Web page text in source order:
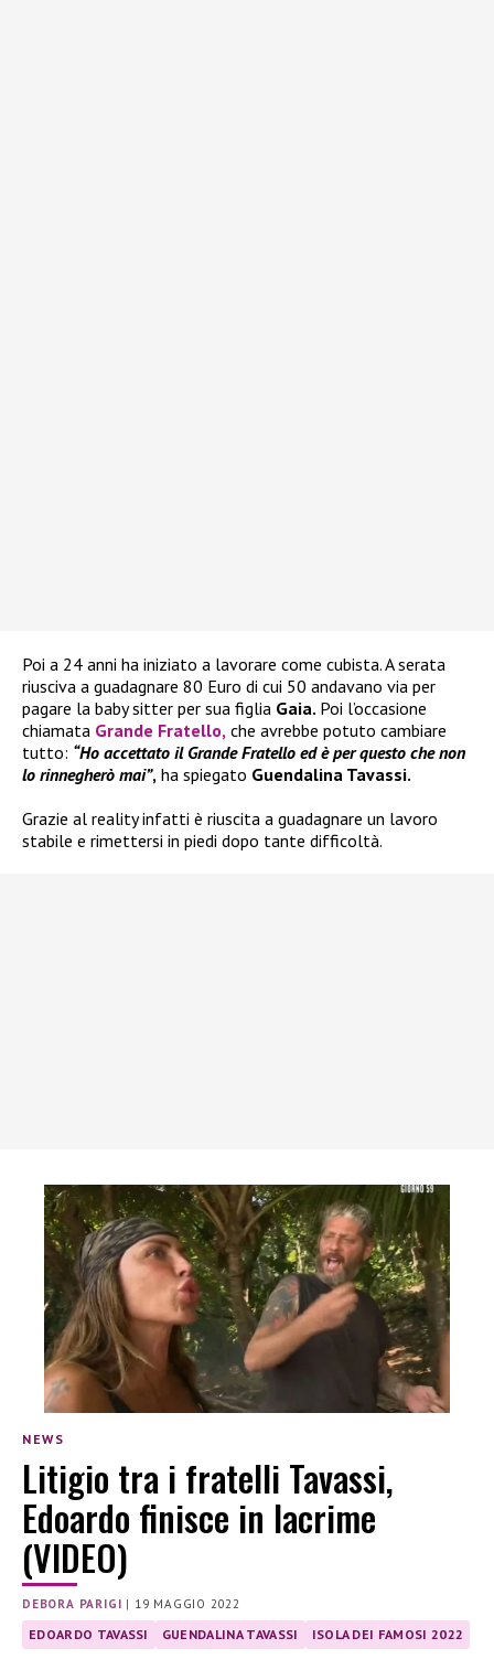
Poi a 24 anni ha iniziato a lavorare come cubista. A serata
riusciva a guadagnare 80 Euro di cui 50 andavano via per
pagare la baby sitter per sua figlia Gaia. Poi l’occasione
chiamata Grande Fratello, che avrebbe potuto cambiare
tutto: “Ho accettato il Grande Fratello ed è per questo che non
lo rinnegherò mai”, ha spiegato Guendalina Tavassi.
Grazie al reality infatti è riuscita a guadagnare un lavoro
stabile e rimettersi in piedi dopo tante difficoltà.
NEWS
Litigio tra i fratelli Tavassi,
Edoardo finisce in lacrime
(VIDEO)
DEBORA PARIGI | 19 MAGGIO 2022
EDOARDO TAVASSI GUENDALINA TAVASSI ISOLA DEI FAMOSI 2022